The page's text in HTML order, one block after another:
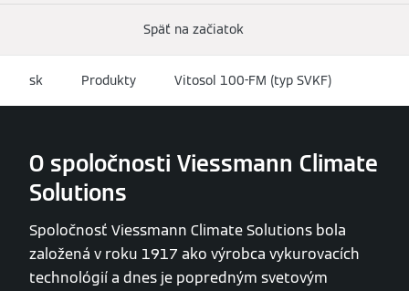
Späť na začiatok
sk Produkty Vitosol 100-FM (typ SVKF)
O spoločnosti Viessmann Climate
Solutions
Spoločnosť Viessmann Climate Solutions bola
založená v roku 1917 ako výrobca vykurovacích
technológií a dnes je popredným svetovým